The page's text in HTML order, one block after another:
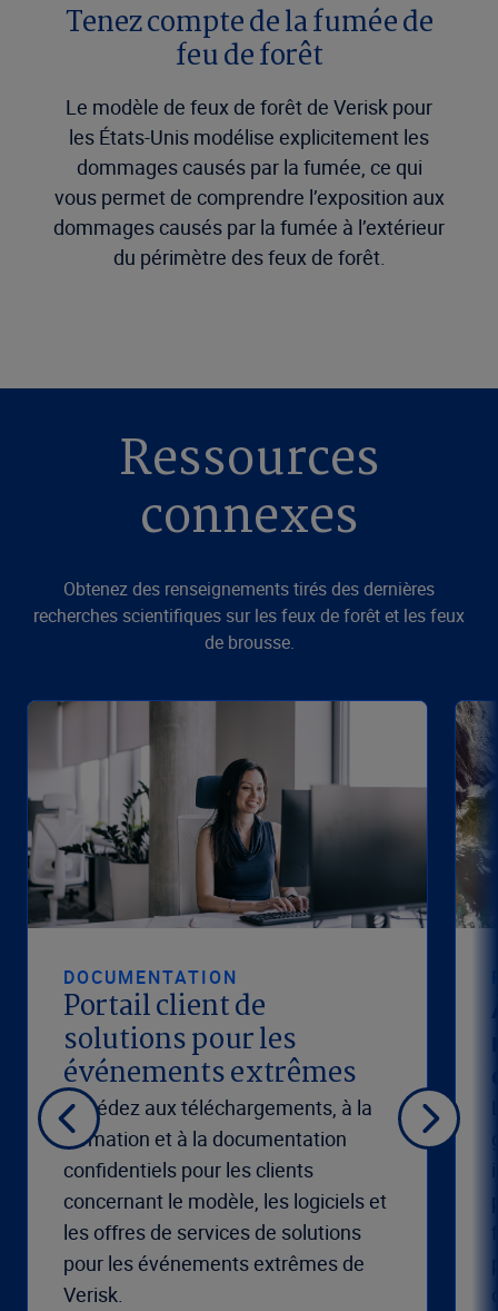
Tenez compte de la fumée de
feu de forêt
Le modèle de feux de forêt de Verisk pour
les États-Unis modélise explicitement les
dommages causés par la fumée, ce qui
vous permet de comprendre l’exposition aux
dommages causés par la fumée à l’extérieur
du périmètre des feux de forêt.
Ressources
connexes
Obtenez des renseignements tirés des dernières
recherches scientifiques sur les feux de forêt et les feux
de brousse.
DOCUMENTATION
Portail client de
solutions pour les
événements extrêmes
Accédez aux téléchargements, à la
formation et à la documentation
confidentiels pour les clients
concernant le modèle, les logiciels et
les offres de services de solutions
pour les événements extrêmes de
Verisk.